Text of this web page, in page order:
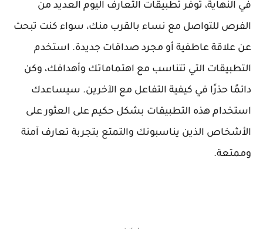
في النهاية، توفر تطبيقات التعارف اليوم العديد من
الفرص للتواصل مع نساء بالقرب منك، سواء كنت تبحث
عن علاقة عاطفية أو مجرد صداقات جديدة. استخدم
التطبيقات التي تتناسب مع اهتماماتك وأهدافك، وكن
دائمًا حذرًا في كيفية التفاعل مع الآخرين. سيساعدك
استخدام هذه التطبيقات بشكل حكيم على العثور على
الأشخاص الذين يناسبونك والتمتع بتجربة تعارف آمنة
وممتعة.